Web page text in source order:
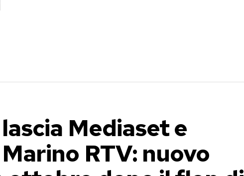
Mediaset e
RTV: nuovo